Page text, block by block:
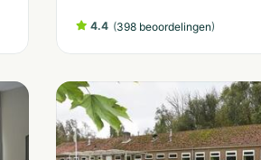
4.4 (398 beoordelingen)